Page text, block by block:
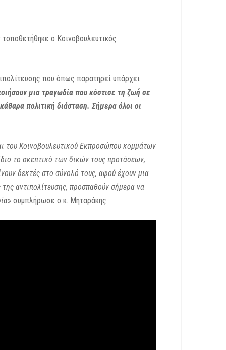
ο Κοινοβουλευτικός
που όπως παρατηρεί υπάρχει
μια τραγωδία που κόστισε τη ζωή σε
πολιτική διάσταση. Σήμερα όλοι οι
του Κοινοβουλευτικού Εκπροσώπου κομμάτων
το σκεπτικό των δικών τους προτάσεων,
δεκτές στο σύνολό τους, αφού έχουν μια
αντιπολίτευσης, προσπαθούν σήμερα να
» συμπλήρωσε ο κ. Μηταράκης.